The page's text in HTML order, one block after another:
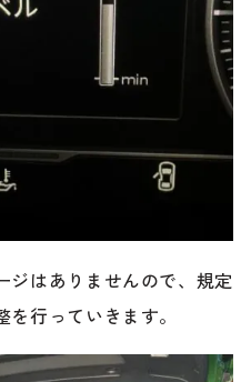
ジはありませんので、規定
行っていきます。